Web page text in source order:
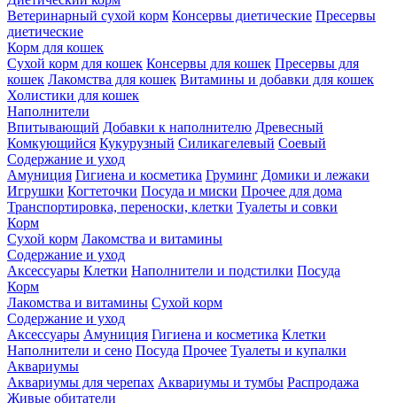
Ветеринарный сухой корм Консервы диетические Пресервы
диетические
Корм для кошек
Сухой корм для кошек Консервы для кошек Пресервы для
кошек Лакомства для кошек Витамины и добавки для кошек
Холистики для кошек
Наполнители
Впитывающий Добавки к наполнителю Древесный
Комкующийся Кукурузный Силикагелевый Соевый
Содержание и уход
Амуниция Гигиена и косметика Груминг Домики и лежаки
Игрушки Когтеточки Посуда и миски Прочее для дома
Транспортировка, переноски, клетки Туалеты и совки
Корм
Сухой корм Лакомства и витамины
Содержание и уход
Аксессуары Клетки Наполнители и подстилки Посуда
Корм
Лакомства и витамины Сухой корм
Содержание и уход
Аксессуары Амуниция Гигиена и косметика Клетки
Наполнители и сено Посуда Прочее Туалеты и купалки
Аквариумы
Аквариумы для черепах Аквариумы и тумбы Распродажа
Живые обитатели